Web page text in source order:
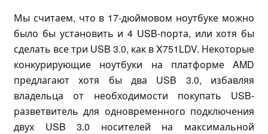
Мы считаем, что в 17-дюймовом ноутбуке можно
было бы установить и 4 USB-порта, или хотя бы
сделать все три USB 3.0, как в X751LDV. Некоторые
конкурирующие ноутбуки на платформе AMD
предлагают хотя бы два USB 3.0, избавляя
владельца от необходимости покупать USB-
разветвитель для одновременного подключения
двух USB 3.0 носителей на максимальной